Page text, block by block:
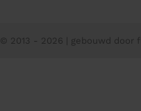
© 2013 - 2026 | gebouwd door